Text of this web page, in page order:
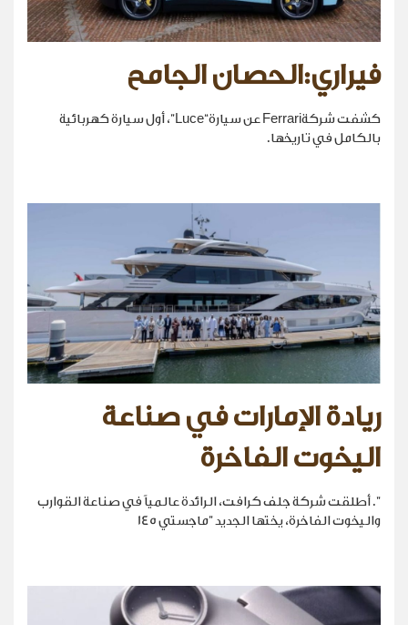
فيراري:الحصان الجامح
كشفت شركةFerrari عن سيارة“Luce”، أول سيارة كهربائية
بالكامل في تاريخها.
ريادة الإمارات في صناعة
اليخوت الفاخرة
". أطلقت شركة جلف كرافت، الرائدة عالمياً في صناعة القوارب
واليخوت الفاخرة، يختها الجديد "ماجستي 145